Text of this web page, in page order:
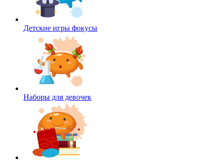
Детские игры фокусы
Наборы для девочек